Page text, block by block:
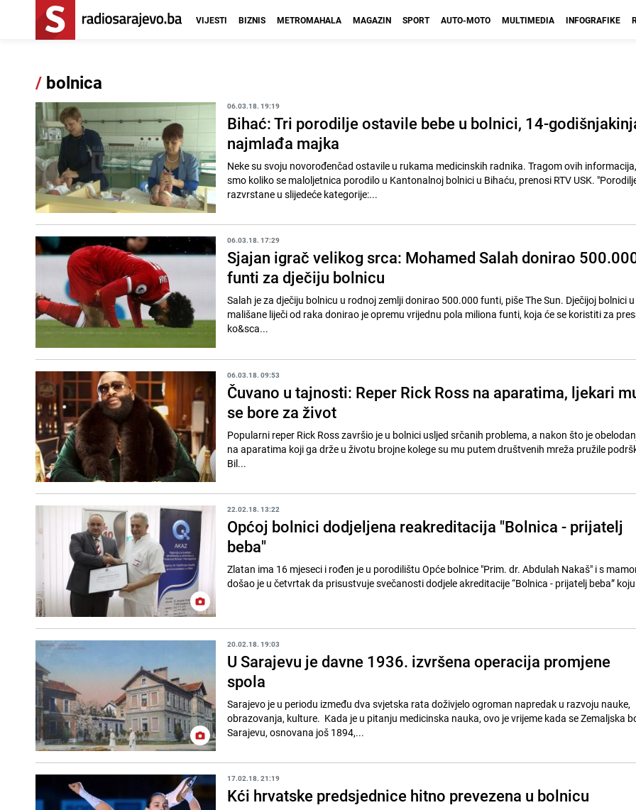
VIJESTI BIZNIS METROMAHALA MAGAZIN SPORT AUTO-MOTO MULTIMEDIA INFOGRAFIKE
/ bolnica
06.03.18. 19:19
Bihać: Tri porodilje ostavile bebe u bolnici, 14-
najmlađa majka
Neke su svoju novorođenčad ostavile u rukama medicinskih radnika. Tragom ovih
smo koliko se maloljetnica porodilo u Kantonalnoj bolnici u Bihaću, prenosi RTV USK. "Porodilje su
razvrstane u slijedeće kategorije:...
06.03.18. 17:29
Sjajan igrač velikog srca: Mohamed Salah donirao
funti za dječiju bolnicu
Salah je za dječiju bolnicu u rodnoj zemlji donirao 500.000 funti, piše The Sun. Dječijoj bolnici u
mališane liječi od raka donirao je opremu vrijednu pola miliona funti, koja će se koristiti za
ko&sca...
06.03.18. 09:53
Čuvano u tajnosti: Reper Rick Ross na aparatima, ljekari
se bore za život
Popularni reper Rick Ross završio je u bolnici usljed srčanih problema, a nakon što je
na aparatima koji ga drže u životu brojne kolege su mu putem društvenih mreža pružile
Bil...
22.02.18. 13:22
Općoj bolnici dodjeljena reakreditacija "Bolnica - prijatelj
beba"
Zlatan ima 16 mjeseci i rođen je u porodilištu Opće bolnice "Prim. dr. Abdulah Nakaš" i s
došao je u četvrtak da prisustvuje svečanosti dodjele akreditacije “Bolnica - prijatelj beba”
20.02.18. 19:03
U Sarajevu je davne 1936. izvršena operacija promjene
spola
Sarajevo je u periodu između dva svjetska rata doživjelo ogroman napredak u razvoju nauke,
obrazovanja, kulture. Kada je u pitanju medicinska nauka, ovo je vrijeme kada se Zemaljska
Sarajevu, osnovana još 1894,...
17.02.18. 21:19
Kći hrvatske predsjednice hitno prevezena u bolnicu